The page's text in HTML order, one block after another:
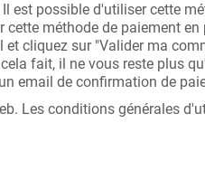
possible d'utiliser cette
méthode de paiement
cliquez sur "Valider ma
fait, il ne vous reste plus
email de confirmation de
Les conditions générales